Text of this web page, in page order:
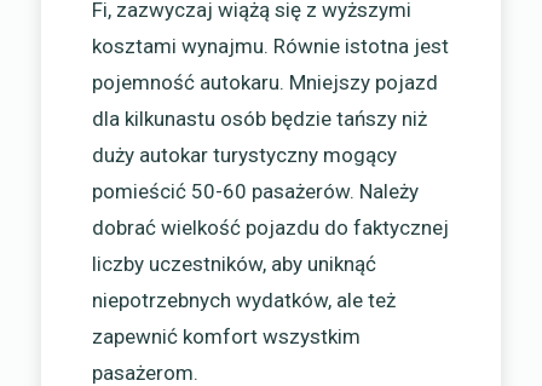
Fi, zazwyczaj wiążą się z wyższymi
kosztami wynajmu. Równie istotna jest
pojemność autokaru. Mniejszy pojazd
dla kilkunastu osób będzie tańszy niż
duży autokar turystyczny mogący
pomieścić 50-60 pasażerów. Należy
dobrać wielkość pojazdu do faktycznej
liczby uczestników, aby uniknąć
niepotrzebnych wydatków, ale też
zapewnić komfort wszystkim
pasażerom.